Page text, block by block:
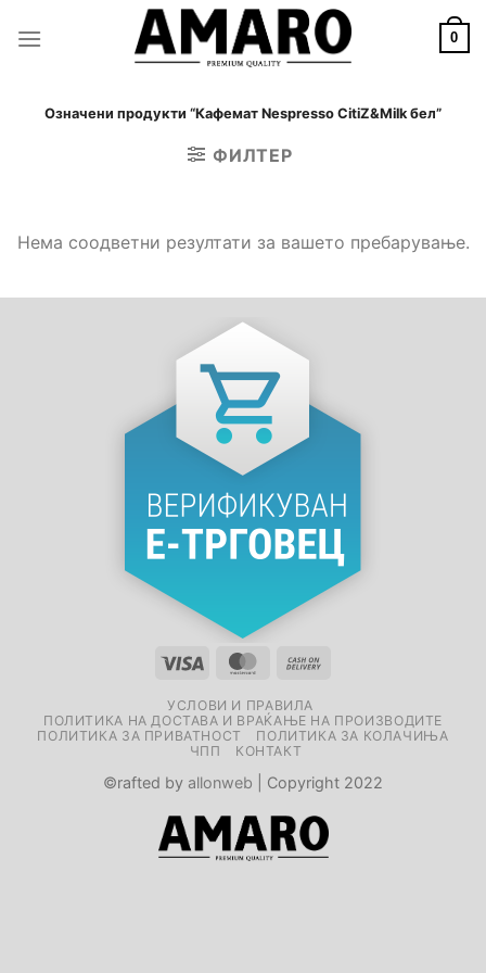
0
Означени продукти “Кафемат Nespresso CitiZ&Milk бел”
ФИЛТЕР
Нема соодветни резултати за вашето пребарување.
УСЛОВИ И ПРАВИЛА
ПОЛИТИКА НА ДОСТАВА И ВРАЌАЊЕ НА ПРОИЗВОДИТЕ
ПОЛИТИКА ЗА ПРИВАТНОСТ
ПОЛИТИКА ЗА КОЛАЧИЊА
ЧПП
КОНТАКТ
©rafted by allonweb | Copyright 2022